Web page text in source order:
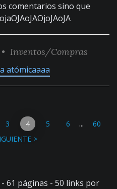
comentarios sino que
Inventos/Compras
atómicaaaa
3 4 5 6 ...
60
>
61 páginas - 50 links por